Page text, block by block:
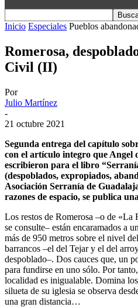
Inicio Especiales Pueblos
Romerosa,
Civil (II)
Por
Julio Martínez
-
21 octubre 2021
Segunda entrega del capítulo
con el artículo integro que Angel
escribieron para el libro
(despoblados, expropiados,
Asociación Serranía de
razones de espacio, se publica
Los restos de Romerosa –o de «La
se consulte– están encaramados a
más de 950 metros sobre el nivel
barrancos –el del Tejar y el del
despoblado–. Dos cauces que, un
para fundirse en uno sólo. Por
localidad es inigualable. Domina
silueta de su iglesia se observa
una gran distancia…